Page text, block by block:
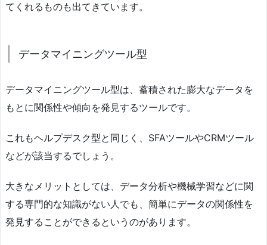
てくれるものも出てきています。
データマイニングツール型
データマイニングツール型は、蓄積された膨大なデータを
もとに関係性や傾向を発見するツールです。
これもヘルプデスク型と同じく、SFAツールやCRMツール
などが該当するでしょう。
大きなメリットとしては、データ分析や機械学習などに関
する専門的な知識がない人でも、簡単にデータの関係性を
発見することができるというのがあります。